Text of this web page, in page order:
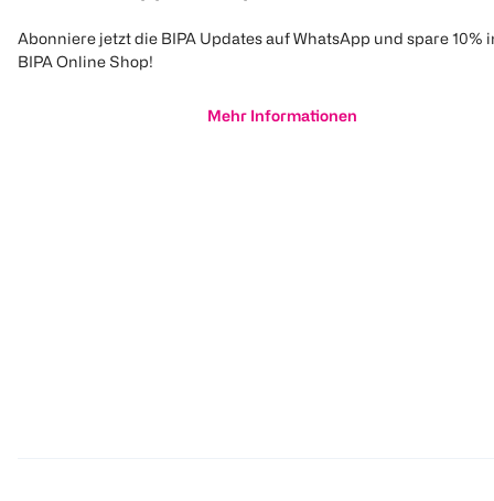
Abonniere jetzt die BIPA Updates auf WhatsApp und spare 10%
BIPA Online Shop!
Mehr Informationen